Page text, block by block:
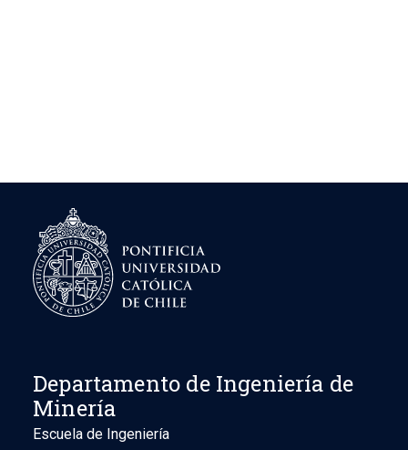
Departamento de Ingeniería de
Minería
Escuela de Ingeniería